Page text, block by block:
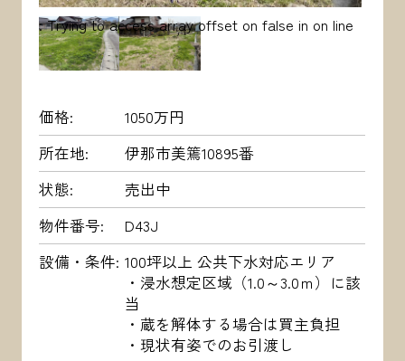
: Trying to access array offset on false in on line
価格
1050万円
所在地
伊那市美篶10895番
状態
売出中
物件番号
D43J
設備・条件 100坪以上 公共下水対応エリア
・浸水想定区域（1.0～3.0ｍ）に該
当
・蔵を解体する場合は買主負担
・現状有姿でのお引渡し